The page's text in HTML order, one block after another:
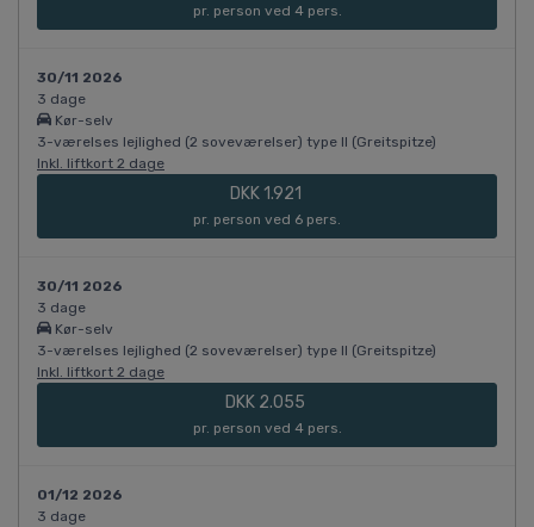
pr. person ved 4 pers.
30/11 2026
3 dage
Kør-selv
3-værelses lejlighed (2 soveværelser) type II (Greitspitze)
Inkl. liftkort 2 dage
DKK 1.921
pr. person ved 6 pers.
30/11 2026
3 dage
Kør-selv
3-værelses lejlighed (2 soveværelser) type II (Greitspitze)
Inkl. liftkort 2 dage
DKK 2.055
pr. person ved 4 pers.
01/12 2026
3 dage